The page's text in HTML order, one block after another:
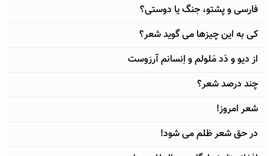
فارسی و پشتو، جنگ يا دوستی؟
کی به اين چيزها می گويد شعر؟
از ديو و دَد مَلولم و اِنسانم آرزوست
چند درصد شعر؟
شعر امروز!
در حق شعر ظلم می شود!